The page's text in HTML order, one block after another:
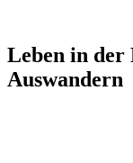
Leben in der
Auswandern